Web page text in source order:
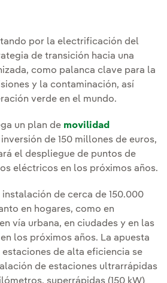
por la electrificación del
de transición hacia una
como palanca clave para la
y la contaminación, así
verde en el mundo.
un plan de movilidad
de 150 millones de euros,
el despliegue de puntos de
eléctricos en los próximos años.
de cerca de 150.000
en hogares, como en
vía urbana, en ciudades y en las
los próximos años. La apuesta
de alta eficiencia se
de estaciones ultrarrápidas